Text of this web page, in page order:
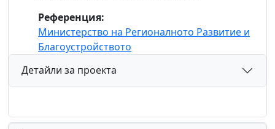
Референция:
Министерство на Регионалното Развитие и
Благоустройството
Детайли за проекта